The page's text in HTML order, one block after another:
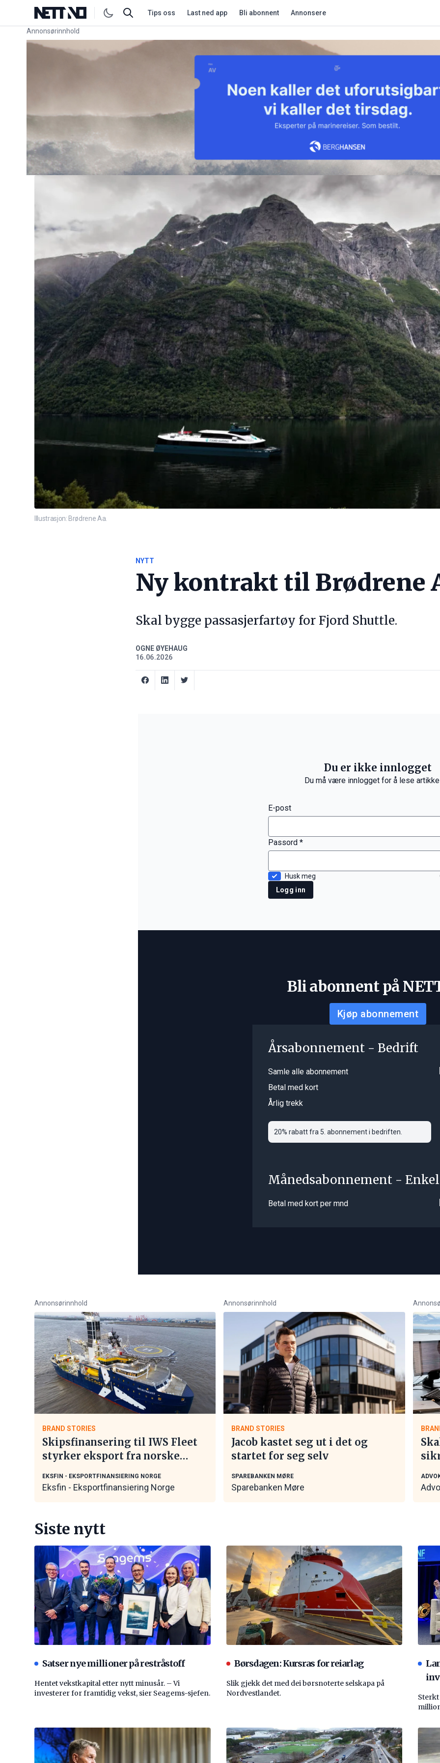
Tips oss Last ned app Bli abonnent Annonsere
Annonsørinnhold
Link for annonse
Illustrasjon: Brødrene Aa.
NYTT
Ny kontrakt til Brødrene
Skal bygge passasjerfartøy for Fjord Shuttle.
OGNE ØYEHAUG
16.06.2026
Du er ikke innlogget
Du må være innlogget for å lese
E-post
Passord *
Husk meg
Logg inn
Bli abonnent på
Kjøp abonnement
Årsabonnement - Bedrift
Samle alle abonnement
Betal med kort
Årlig trekk
20% rabatt fra 5. abonnement i bedriften.
Månedsabonnement -
Betal med kort per mnd
Annonsørinnhold
BRAND STORIES
Skipsfinansering til IWS Fleet
styrker eksport fra norske
EKSFIN - EKSPORTFINANSIERING NORGE
Eksfin - Eksportfinansiering Norge
Annonsørinnhold
BRAND STORIES
Jacob kastet seg ut i det og
startet for seg selv
SPAREBANKEN MØRE
Sparebanken Møre
Siste nytt
Satser nye millioner på restråstoff
Hentet vekstkapital etter nytt minusår. – Vi
investerer for framtidig vekst, sier Seagems-sjefen.
Børsdagen: Kursras for reiarlag
Slik gjekk det med dei børsnoterte selskapa på
Nordvestlandet.